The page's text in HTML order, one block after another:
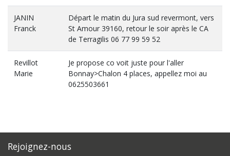
JANIN
Franck
Départ le matin du Jura sud revermont, vers
St Amour 39160, retour le soir après le CA
de Terragilis 06 77 99 59 52
Revillot
Marie
Je propose co voit juste pour l'aller
Bonnay>Chalon 4 places, appellez moi au
0625503661
Rejoignez-nous